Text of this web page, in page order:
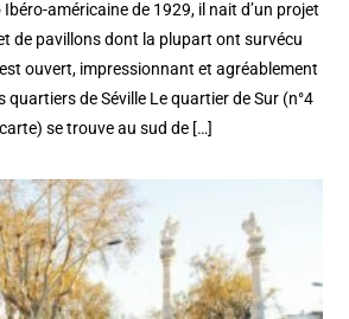
américaine de 1929, il nait d’un projet
de pavillons dont la plupart ont survécu
ouvert, impressionnant et agréablement
quartiers de Séville Le quartier de Sur (n°4
se trouve au sud de […]